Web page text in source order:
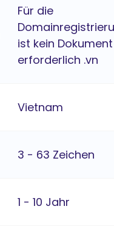
Für die
ist kein Dokument
erforderlich .vn
Vietnam
3 - 63 Zeichen
1 - 10 Jahr